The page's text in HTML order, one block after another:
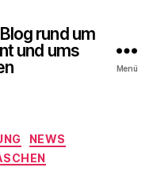
rund um
und ums
Menü
NEWS